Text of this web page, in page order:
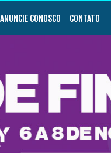
ANUNCIE CONOSCO CONTATO